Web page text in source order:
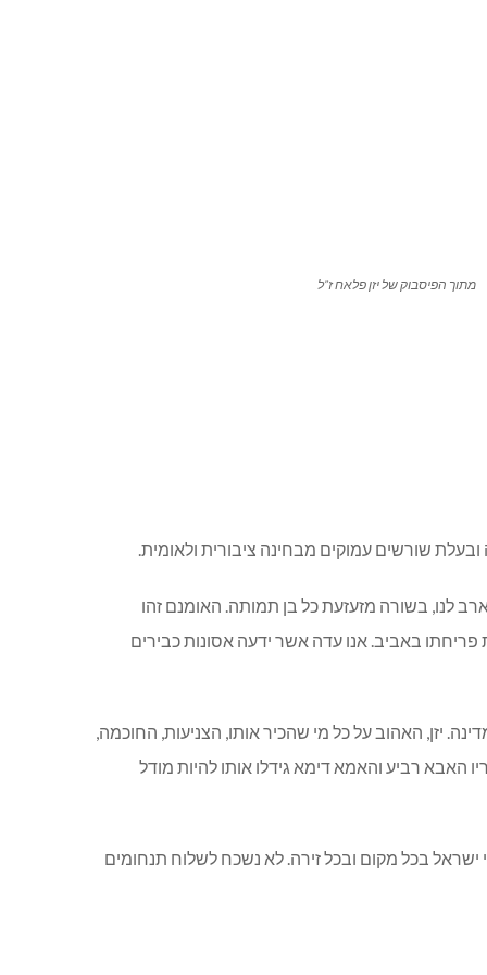
מתוך הפיסבוק של יזן פלאח ז”ל
שורשים עמוקים מבחינה ציבורית ולאומית.
לנו, בשורה מזעזעת כל בן תמותה. האומנם זהו
באביב. אנו עדה אשר ידעה אסונות כבירים
יזן, האהוב על כל מי שהכיר אותו, הצניעות, החוכמה,
האבא רביע והאמא דימא גידלו אותו להיות מודל
בכל מקום ובכל זירה. לא נשכח לשלוח תנחומים